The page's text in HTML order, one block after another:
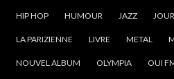
HIP HOP HUMOUR JAZZ
LA PARIZIENNE LIVRE METAL
NOUVEL ALBUM OLYMPIA OUI